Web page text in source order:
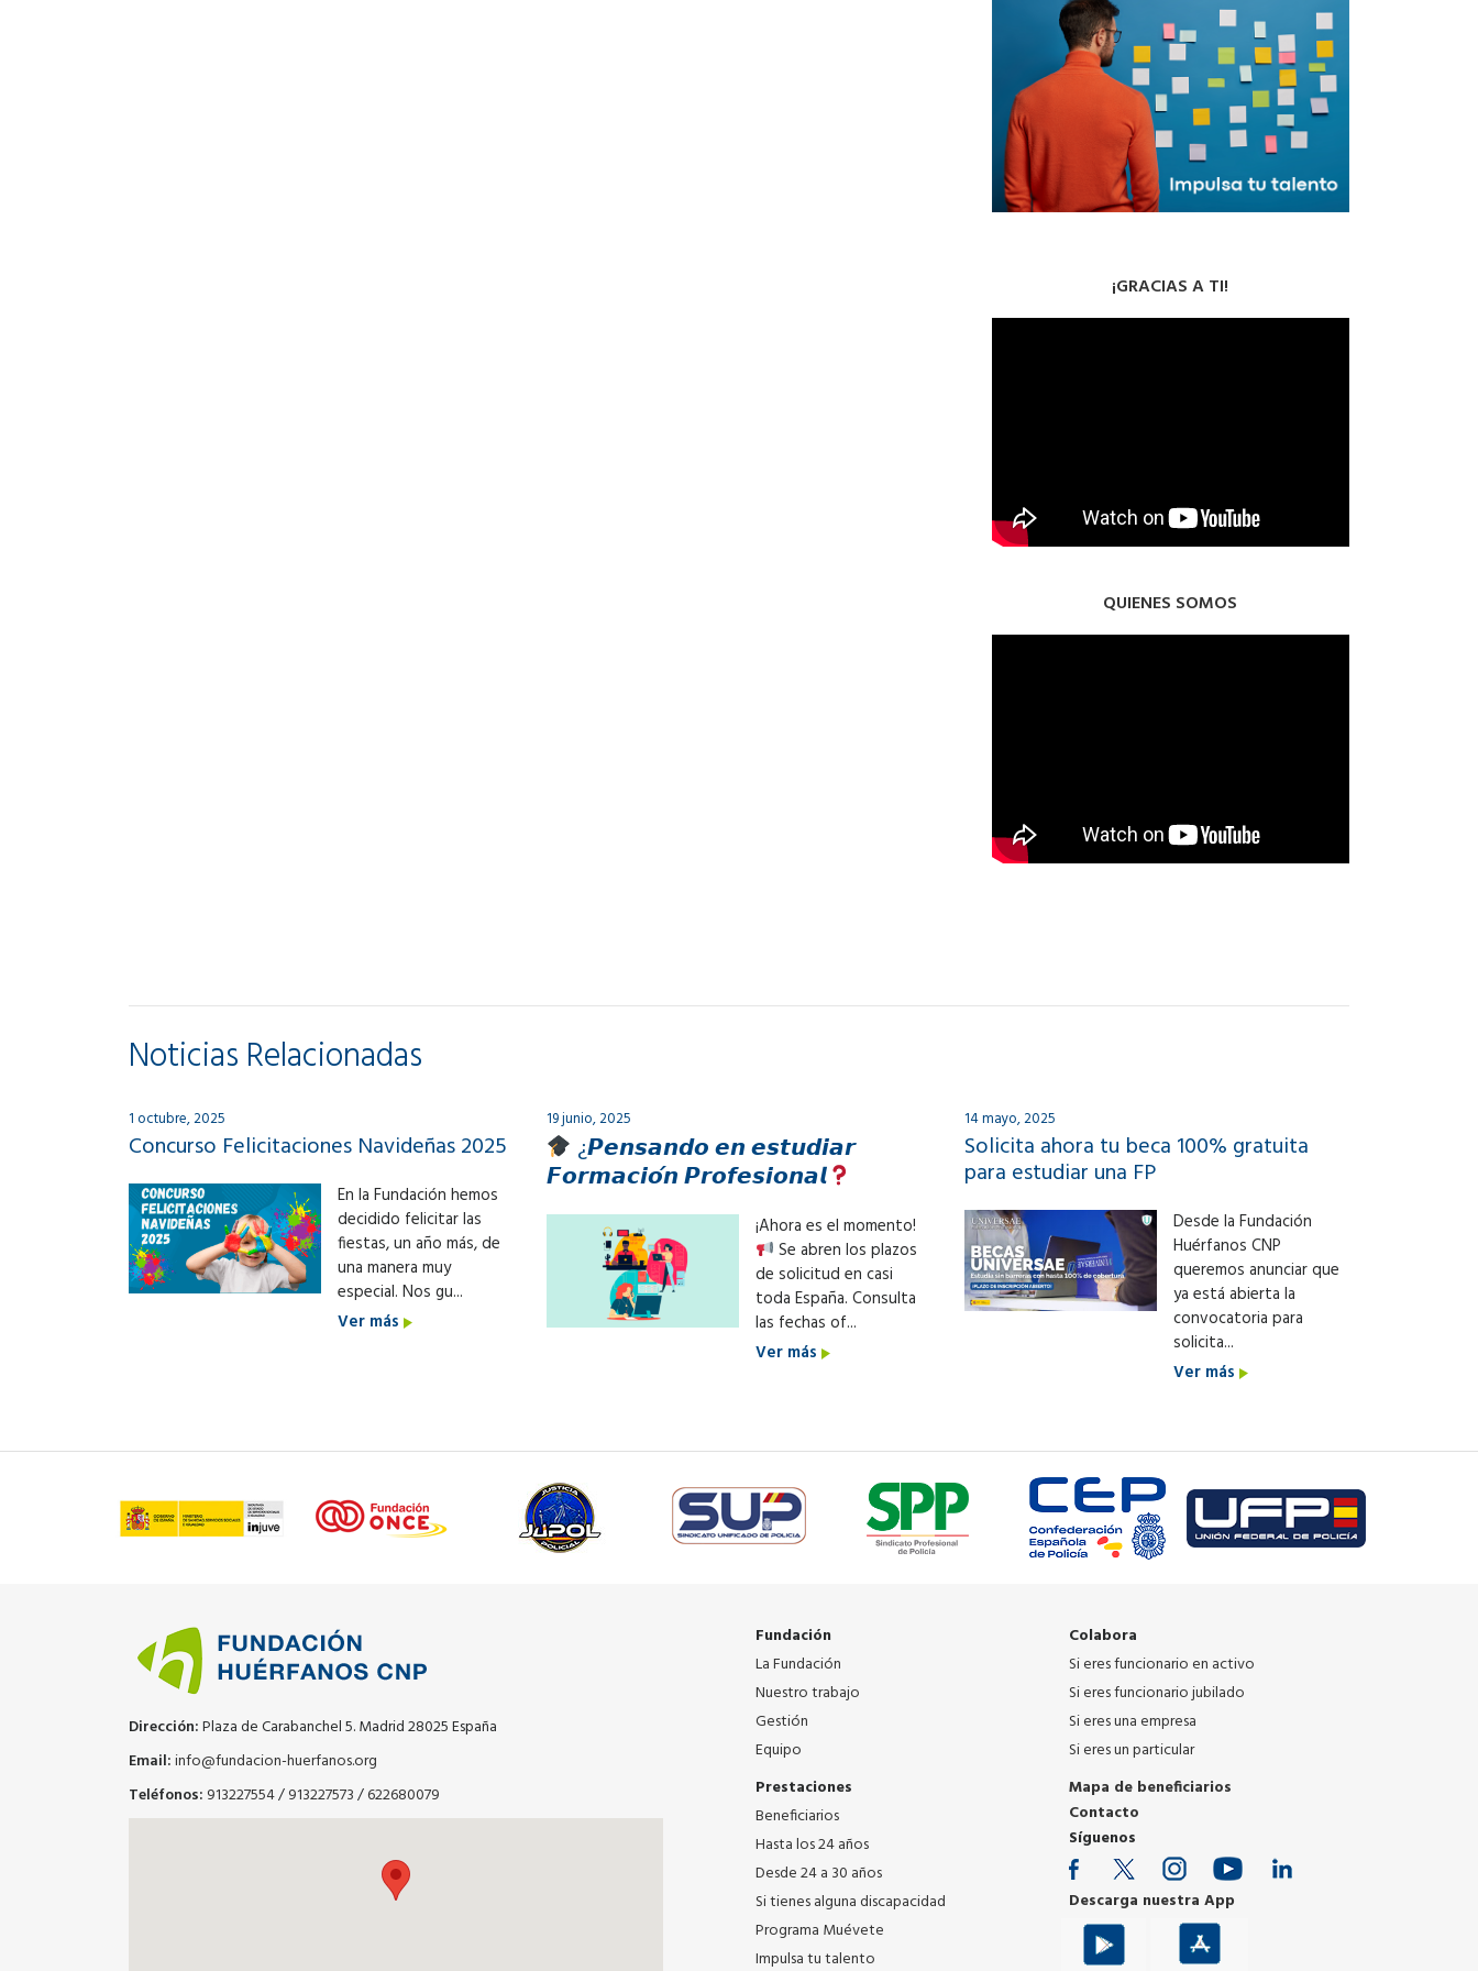
¡GRACIAS A TI!
QUIENES SOMOS
Noticias Relacionadas
1 octubre, 2025
Concurso Felicitaciones Navideñas 2025
En la Fundación hemos
decidido felicitar las
fiestas, un año más, de
una manera muy
especial. Nos gu...
Ver más
19 junio, 2025
¿𝙋𝙚𝙣𝙨𝙖𝙣𝙙𝙤 𝙚𝙣 𝙚𝙨𝙩𝙪𝙙𝙞𝙖𝙧
𝙁𝙤𝙧𝙢𝙖𝙘𝙞𝙤́𝙣 𝙋𝙧𝙤𝙛𝙚𝙨𝙞𝙤𝙣𝙖𝙡
¡Ahora es el momento!
Se abren los plazos
de solicitud en casi
toda España. Consulta
las fechas of...
Ver más
14 mayo, 2025
Solicita ahora tu beca 100% gratuita
para estudiar una FP
Desde la Fundación
Huérfanos CNP
queremos anunciar que
ya está abierta la
convocatoria para
solicita...
Ver más
Dirección:Plaza de Carabanchel 5. Madrid 28025 España
Email:info@fundacion-huerfanos.org
Teléfonos: 913227554/913227573/622680079
Fundación
La Fundación
Nuestro trabajo
Gestión
Equipo
Prestaciones
Beneficiarios
Hasta los 24 años
Desde 24 a 30 años
Si tienes alguna discapacidad
Programa Muévete
Impulsa tu talento
Colabora
Si eres funcionario en activo
Si eres funcionario jubilado
Si eres una empresa
Si eres un particular
Mapa de beneficiarios
Contacto
Síguenos
Descarga nuestra App